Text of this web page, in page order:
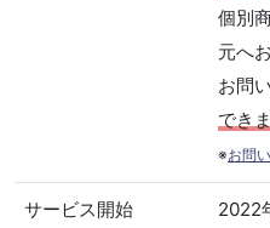
個別
元へ
お問
でき
※お問
サービス開始 2022